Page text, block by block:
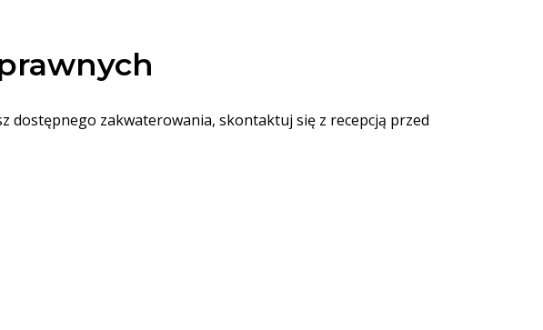
dostępnego zakwaterowania, skontaktuj się z recepcją przed